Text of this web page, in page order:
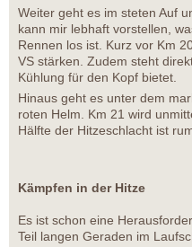
Weiter geht es im steten Auf
kann mir lebhaft vorstellen,
Rennen los ist. Kurz vor Km
VS stärken. Zudem steht
Kühlung für den Kopf bietet.
Hinaus geht es unter dem
roten Helm. Km 21 wird
Hälfte der Hitzeschlacht ist
Kämpfen in der Hitze
Es ist schon eine
Teil langen Geraden im